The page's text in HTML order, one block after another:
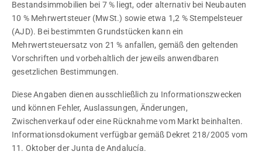
der Nähe des Hafens von Sotogrande
Bestandsimmobilien bei 7 % liegt, oder alternativ bei Neubauten
10 % Mehrwertsteuer (MwSt.) sowie etwa 1,2 % Stempelsteuer
(AJD). Bei bestimmten Grundstücken kann ein
Mehrwertsteuersatz von 21 % anfallen, gemäß den geltenden
Vorschriften und vorbehaltlich der jeweils anwendbaren
gesetzlichen Bestimmungen.
Diese Angaben dienen ausschließlich zu Informationszwecken
und können Fehler, Auslassungen, Änderungen,
Zwischenverkauf oder eine Rücknahme vom Markt beinhalten.
Informationsdokument verfügbar gemäß Dekret 218/2005 vom
11. Oktober der Junta de Andalucía.